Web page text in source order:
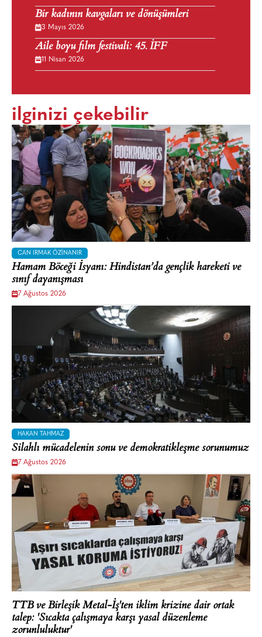
Bir kadının kavgaları ve dönüşümleri
3 Mayıs 2026
Aile boyu film festivali: 45. İFF
11 Nisan 2026
ilginizi çekebilir
CAN IRMAK ÖZINANIR
Hamam Böceği İsyanı: Hindistan’da gençlik hareketi ve
sınıf dayanışması
7 Ağustos 2026
HAKAN TAHMAZ
Silahlı mücadelenin sonu ve demokratikleşme sorunumuz
7 Ağustos 2026
TTB ve Birleşik Metal-İş'ten iklim krizine dair ortak
talep: 'Sıcakta çalışmaya karşı yasal düzenleme
zorunluluktur'